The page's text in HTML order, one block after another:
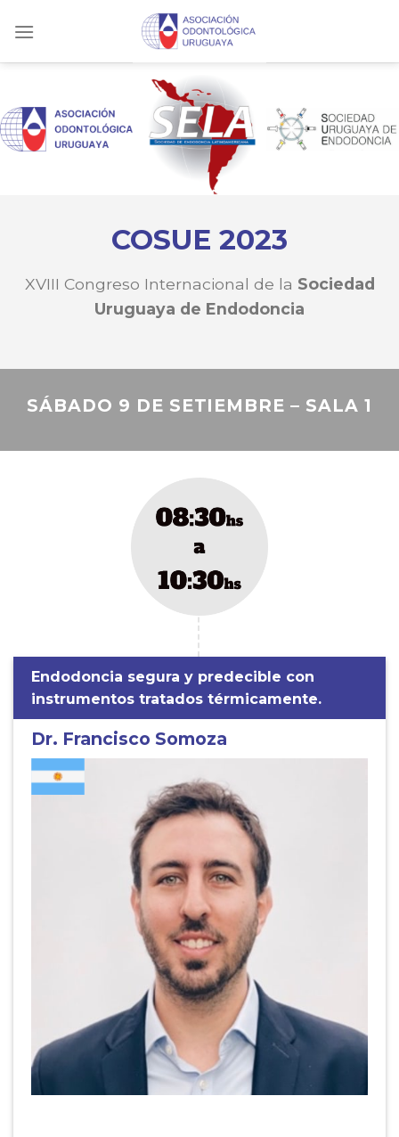
COSUE 2023
XVIII Congreso Internacional de la Sociedad
Uruguaya de Endodoncia
SÁBADO 9 DE SETIEMBRE – SALA 1
Endodoncia segura y predecible con
instrumentos tratados térmicamente.
Dr. Francisco Somoza